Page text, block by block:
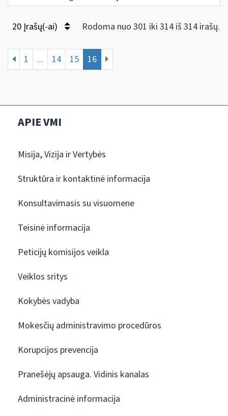
20 Įrašų(-ai) Rodoma nuo 301 iki 314 iš 314 irašų.
1 ... 14 15 16
APIE VMI
Misija, Vizija ir Vertybės
Struktūra ir kontaktinė informacija
Konsultavimasis su visuomene
Teisinė informacija
Peticijų komisijos veikla
Veiklos sritys
Kokybės vadyba
Mokesčių administravimo procedūros
Korupcijos prevencija
Pranešėjų apsauga. Vidinis kanalas
Administracinė informacija